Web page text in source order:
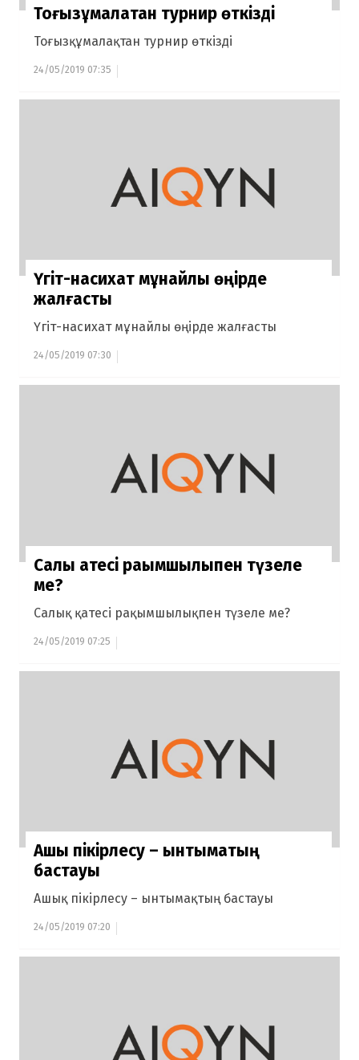
Тоғызқұмалақтан турнир өткізді
Тоғызқұмалақтан турнир өткізді
24/05/2019 07:35
Үгіт-насихат мұнайлы өңірде
жалғасты
Үгіт-насихат мұнайлы өңірде жалғасты
24/05/2019 07:30
Салық қатесі рақымшылықпен түзеле
ме?
Салық қатесі рақымшылықпен түзеле ме?
24/05/2019 07:25
Ашық пікірлесу – ынтымақтың
бастауы
Ашық пікірлесу – ынтымақтың бастауы
24/05/2019 07:20